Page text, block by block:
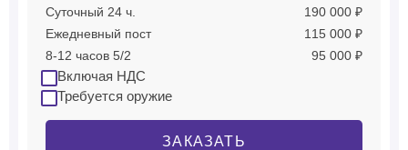
Суточный 24 ч.
190 000 ₽
Ежедневный пост
115 000 ₽
8-12 часов 5/2
95 000 ₽
Включая НДС
Требуется оружие
ЗАКАЗАТЬ